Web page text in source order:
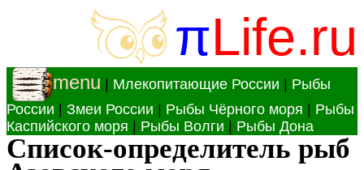
πLife.ru
menu Млекопитающие России
Рыбы
России
Змеи России Рыбы Чёрного моря
Рыбы
Каспийского моря
Рыбы Волги Рыбы Дона
Список-определитель рыб